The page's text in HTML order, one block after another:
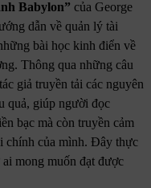
Babylon” của George
dẫn về quản lý tài
bài học kinh điển về
Thông qua những câu
giả truyền tải các nguyên
quả, giúp người đọc
bạc mà còn truyền cảm
chính của mình. Đây thực
mong muốn đạt được